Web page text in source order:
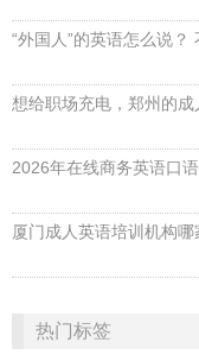
“外国人”的英语怎么说？
厦门成人英语培训机构哪
热门标签